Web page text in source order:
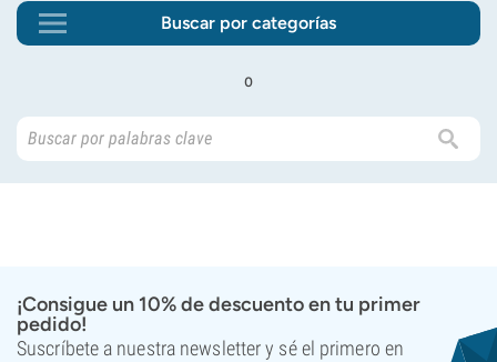
Buscar por categorías
o
¡Consigue un 10% de descuento en tu primer
pedido!
Suscríbete a nuestra newsletter y sé el primero en